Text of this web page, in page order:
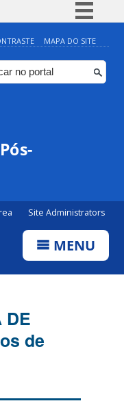
Simplifique!
Comunica BR
Participe
Canais
MAPA DO SITE
Site Administrators
MENU
DE
de